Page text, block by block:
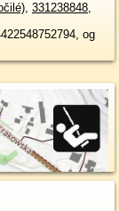
, 331238848,
og